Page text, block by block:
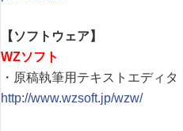
【ソフトウェア】
WZソフト
・原稿執筆用テキストエディ
http://www.wzsoft.jp/wzw/